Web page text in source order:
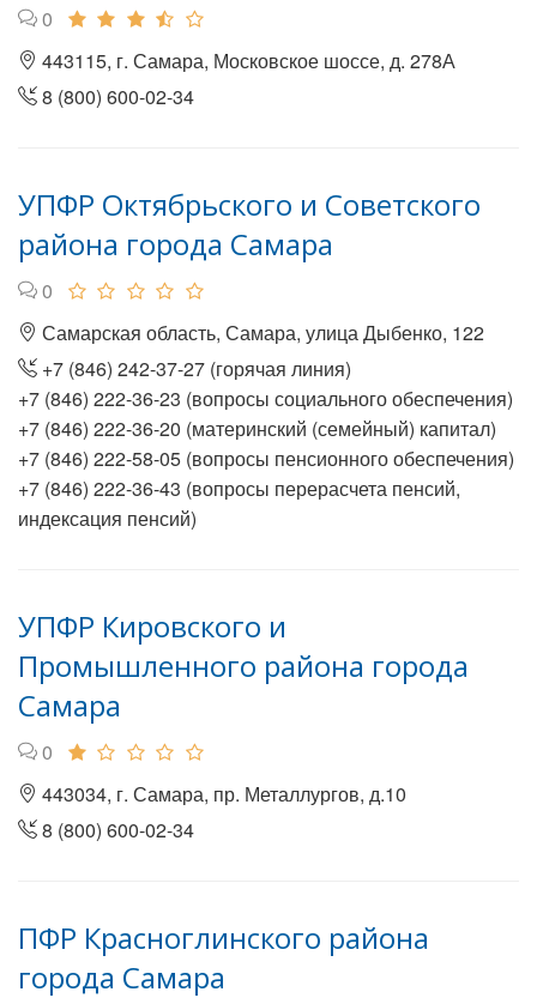
0
443115, г. Самара, Московское шоссе, д. 278А
8 (800) 600-02-34
УПФР Октябрьского и Советского
района города Самара
0
Самарская область, Самара, улица Дыбенко, 122
+7 (846) 242-37-27 (горячая линия)
+7 (846) 222-36-23 (вопросы социального обеспечения)
+7 (846) 222-36-20 (материнский (семейный) капитал)
+7 (846) 222-58-05 (вопросы пенсионного обеспечения)
+7 (846) 222-36-43 (вопросы перерасчета пенсий,
индексация пенсий)
УПФР Кировского и
Промышленного района города
Самара
0
443034, г. Самара, пр. Металлургов, д.10
8 (800) 600-02-34
ПФР Красноглинского района
города Самара